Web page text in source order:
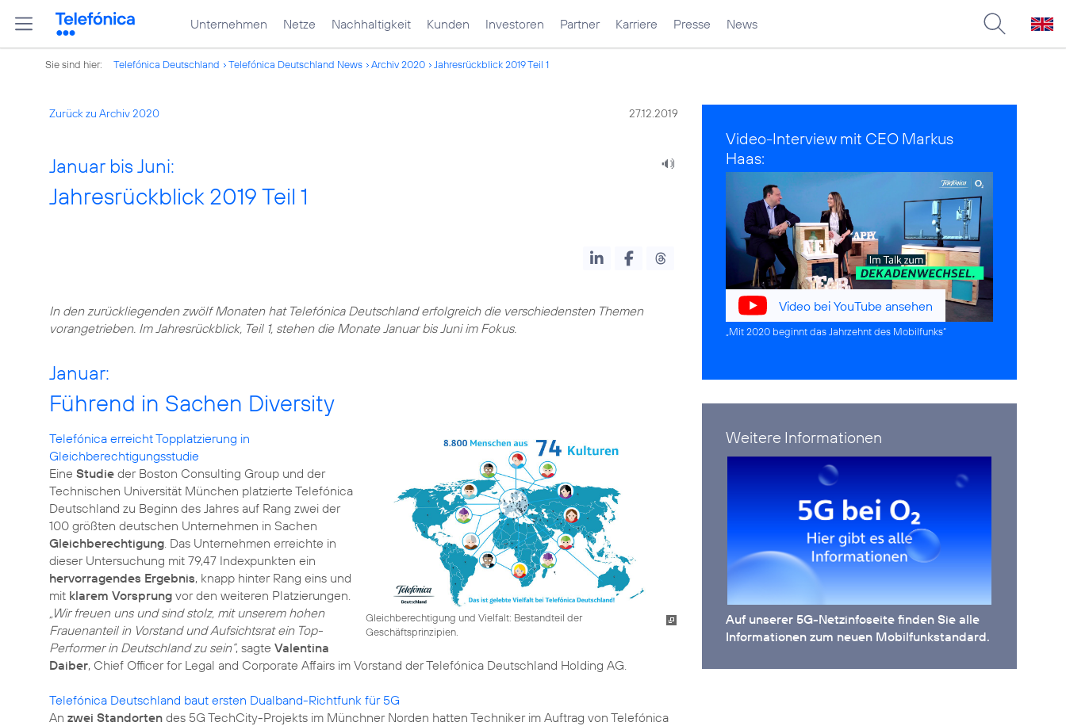
Unternehmen Netze Nachhaltigkeit Kunden Investoren Partner Karriere Presse News
Sie sind hier: Telefónica Deutschland Telefónica Deutschland News Archiv 2020 Jahresrückblick 2019 Teil 1
Zurück zu Archiv 2020 27.12.2019
Januar bis Juni:
Jahresrückblick 2019 Teil 1
In den zurückliegenden zwölf Monaten hat Telefónica Deutschland erfolgreich die verschiedensten Themen
vorangetrieben. Im Jahresrückblick, Teil 1, stehen die Monate Januar bis Juni im Fokus.
Januar:
Führend in Sachen Diversity
Gleichberechtigung und Vielfalt: Bestandteil der
Geschäftsprinzipien.
Telefónica erreicht Topplatzierung in
Gleichberechtigungsstudie
Eine Studie der Boston Consulting Group und der
Technischen Universität München platzierte Telefónica
Deutschland zu Beginn des Jahres auf Rang zwei der
100 größten deutschen Unternehmen in Sachen
Gleichberechtigung. Das Unternehmen erreichte in
dieser Untersuchung mit 79,47 Indexpunkten ein
hervorragendes Ergebnis, knapp hinter Rang eins und
mit klarem Vorsprung vor den weiteren Platzierungen.
„Wir freuen uns und sind stolz, mit unserem hohen
Frauenanteil in Vorstand und Aufsichtsrat ein Top-
Performer in Deutschland zu sein“, sagte Valentina
Daiber, Chief Officer for Legal and Corporate Affairs im Vorstand der Telefónica Deutschland Holding AG.
Telefónica Deutschland baut ersten Dualband-Richtfunk für 5G
An zwei Standorten des 5G TechCity-Projekts im Münchner Norden hatten Techniker im Auftrag von Telefónica
Video-Interview mit CEO Markus
Haas:
Video bei YouTube ansehen
„Mit 2020 beginnt das Jahrzehnt des Mobilfunks“
Weitere Informationen
Auf unserer 5G-Netzinfoseite finden Sie alle
Informationen zum neuen Mobilfunkstandard.